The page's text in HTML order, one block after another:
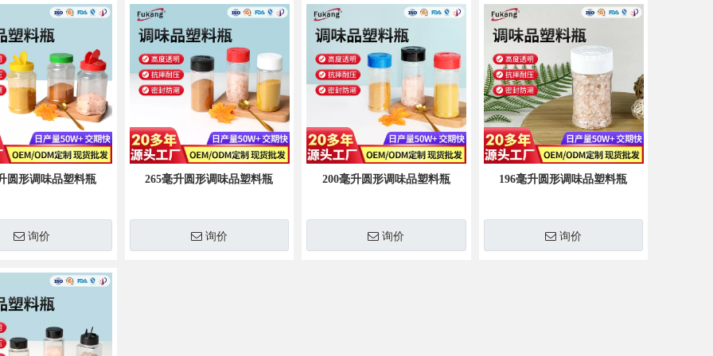
圆形调味品塑料瓶
询价
265毫升圆形调味品塑料瓶
询价
200毫升圆形调味品塑料瓶
询价
196毫升圆形调味品塑料瓶
询价